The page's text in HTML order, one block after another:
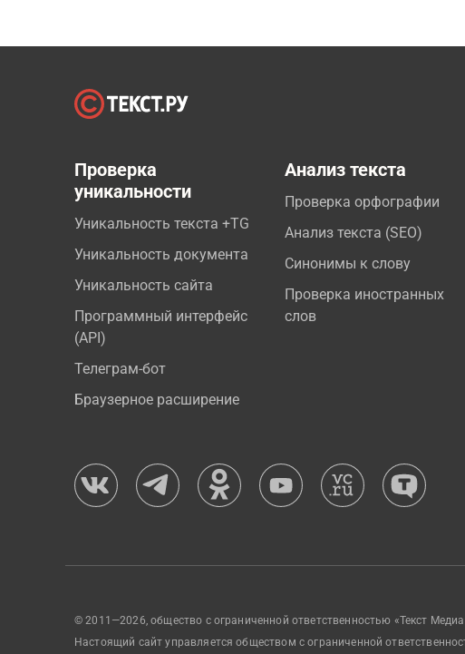
Проверка
уникальности
Уникальность текста +TG
Уникальность документа
Уникальность сайта
Программный интерфейс
(API)
Телеграм-бот
Браузерное расширение
Анализ текста
Проверка орфографии
Анализ текста (SEO)
Синонимы к слову
Проверка иностранных
слов
© 2011—2026, общество с ограниченной ответственностью «Текст
Настоящий сайт управляется обществом с ограниченной